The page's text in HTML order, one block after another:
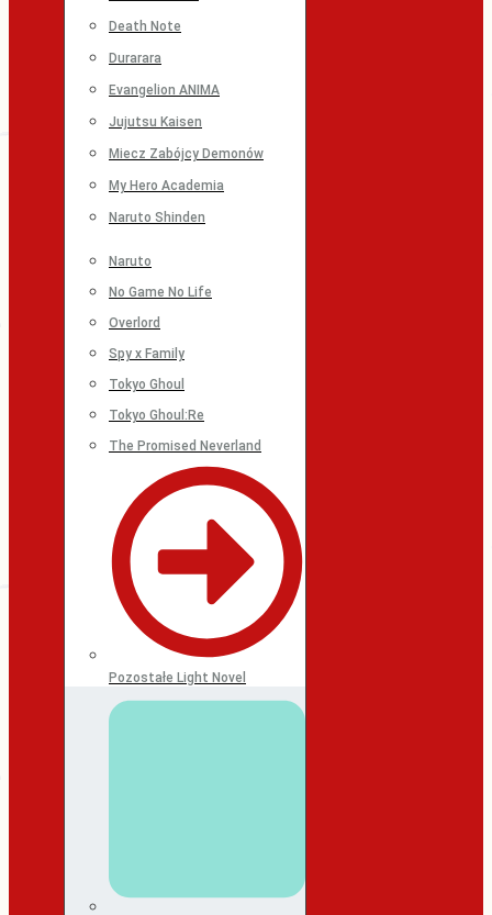
Death Note
Durarara
Evangelion ANIMA
Jujutsu Kaisen
Miecz Zabójcy Demonów
My Hero Academia
Naruto Shinden
Naruto
No Game No Life
Overlord
Spy x Family
Tokyo Ghoul
Tokyo Ghoul:Re
The Promised Neverland
Pozostałe Light Novel